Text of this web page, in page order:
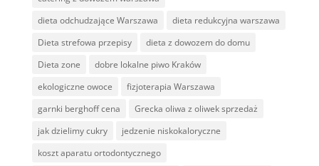
dieta odchudzające Warszawa
dieta redukcyjna warszawa
Dieta strefowa przepisy
dieta z dowozem do domu
Dieta zone
dobre lokalne piwo Kraków
ekologiczne owoce
fizjoterapia Warszawa
garnki berghoff cena
Grecka oliwa z oliwek sprzedaż
jak dzielimy cukry
jedzenie niskokaloryczne
koszt aparatu ortodontycznego